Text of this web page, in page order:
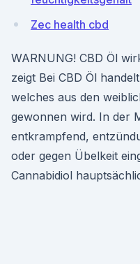
Zec health cbd
WARNUNG! CBD Öl
zeigt Bei CBD Öl
welches aus den
gewonnen wird. In der
entkrampfend,
oder gegen Übelkeit
Cannabidiol